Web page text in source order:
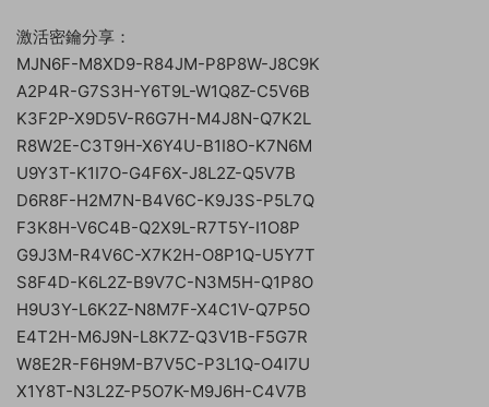
激活密鑰分享：
MJN6F-M8XD9-R84JM-P8P8W-J8C9K
A2P4R-G7S3H-Y6T9L-W1Q8Z-C5V6B
K3F2P-X9D5V-R6G7H-M4J8N-Q7K2L
R8W2E-C3T9H-X6Y4U-B1I8O-K7N6M
U9Y3T-K1I7O-G4F6X-J8L2Z-Q5V7B
D6R8F-H2M7N-B4V6C-K9J3S-P5L7Q
F3K8H-V6C4B-Q2X9L-R7T5Y-I1O8P
G9J3M-R4V6C-X7K2H-O8P1Q-U5Y7T
S8F4D-K6L2Z-B9V7C-N3M5H-Q1P8O
H9U3Y-L6K2Z-N8M7F-X4C1V-Q7P5O
E4T2H-M6J9N-L8K7Z-Q3V1B-F5G7R
W8E2R-F6H9M-B7V5C-P3L1Q-O4I7U
X1Y8T-N3L2Z-P5O7K-M9J6H-C4V7B